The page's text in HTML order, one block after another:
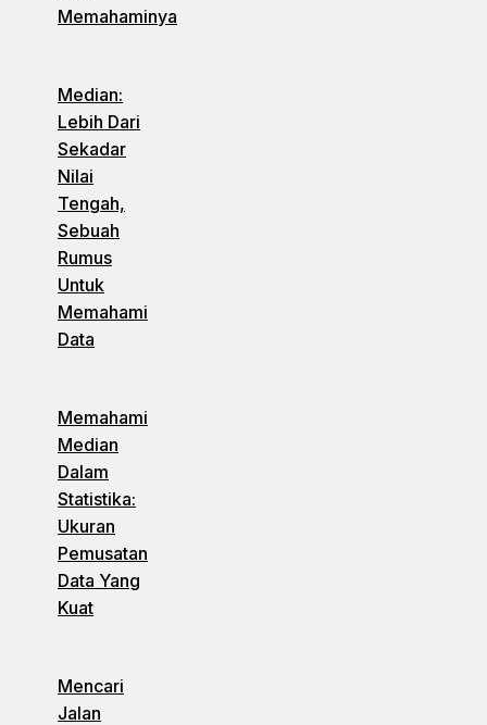
Memahaminya
Median:
Lebih Dari
Sekadar
Nilai
Tengah,
Sebuah
Rumus
Untuk
Memahami
Data
Memahami
Median
Dalam
Statistika:
Ukuran
Pemusatan
Data Yang
Kuat
Mencari
Jalan